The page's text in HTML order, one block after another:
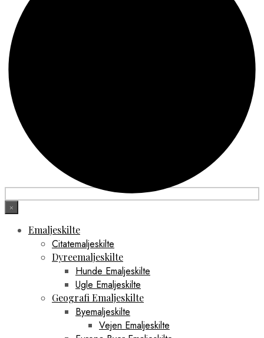
×
Emaljeskilte
Citatemaljeskilte
Dyreemaljeskilte
Hunde Emaljeskilte
Ugle Emaljeskilte
Geografi Emaljeskilte
Byemaljeskilte
Vejen Emaljeskilte